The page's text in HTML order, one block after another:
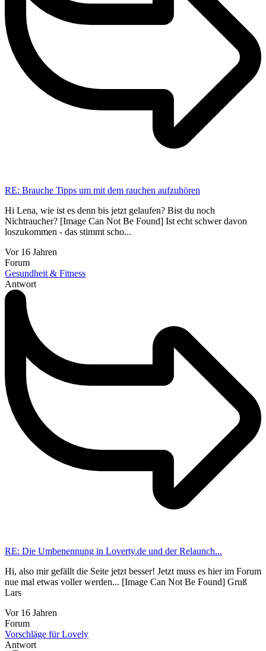
RE: Brauche Tipps um mit dem rauchen aufzuhören
Hi Lena, wie ist es denn bis jetzt gelaufen? Bist du noch
Nichtraucher? [Image Can Not Be Found] Ist echt schwer davon
loszukommen - das stimmt scho...
Vor 16 Jahren
Forum
Gesundheit & Fitness
Antwort
RE: Die Umbenennung in Loverty.de und der Relaunch...
Hi, also mir gefällt die Seite jetzt besser! Jetzt muss es hier im Forum
nue mal etwas voller werden... [Image Can Not Be Found] Gruß
Lars
Vor 16 Jahren
Forum
Vorschläge für Lovely
Antwort